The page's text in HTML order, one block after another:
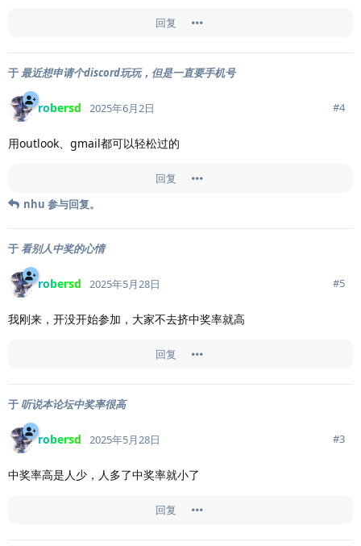
回复
于最近想申请个discord玩玩，但是一直要手机号
robersd 2025年6月2日 #4
用outlook、gmail都可以轻松过的
回复
nhu 参与回复。
于看别人中奖的心情
robersd 2025年5月28日 #5
我刚来，开没开始参加，大家不去挤中奖率就高
回复
于 听说本论坛中奖率很高
robersd 2025年5月28日 #3
中奖率高是人少，人多了中奖率就小了
回复